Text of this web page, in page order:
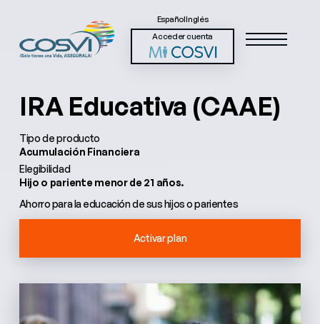
EspañolInglés
Acceder cuenta
IRA Educativa (CAAE)
Tipo de producto
Acumulación Financiera
Elegibilidad
Hijo o pariente menor de 21 años.
Ahorro para la educación de sus hijos o parientes
Activar plan